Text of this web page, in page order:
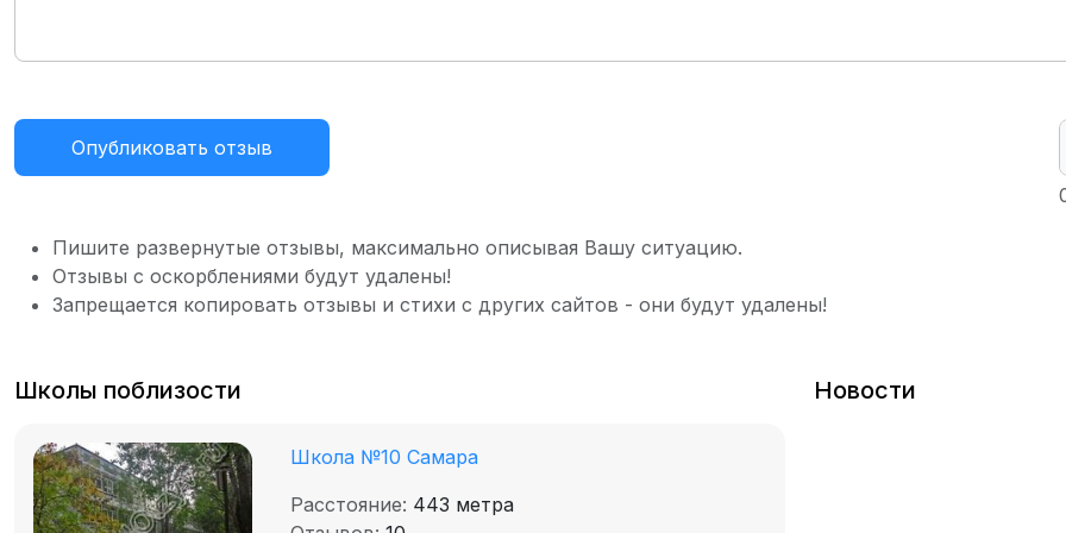
Опубликовать отзыв
Пишите развернутые отзывы, максимально описывая Вашу ситуацию.
Отзывы с оскорблениями будут удалены!
Запрещается копировать отзывы и стихи с других сайтов - они будут удалены!
Школы поблизости
Школа №10 Самара
Расстояние: 443 метра
Новости